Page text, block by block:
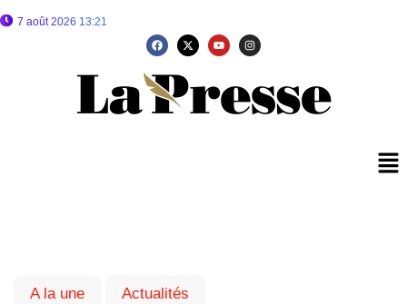
7 août 2026 13:21
A la une Actualités